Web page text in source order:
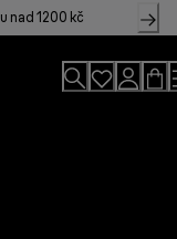
nad 1200 kč